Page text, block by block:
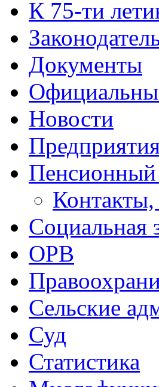
К 75-ти
Документы
Новости
Социальная
ОРВ
Сельские
Суд
Статистика